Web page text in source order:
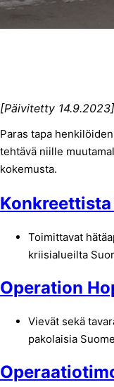
[Päivitetty 14.9.2023]
Paras tapa
tehtävä niille
kokemusta.
Toimittavat
kriisialueilta
Operation
Vievät sekä
pakolaisia